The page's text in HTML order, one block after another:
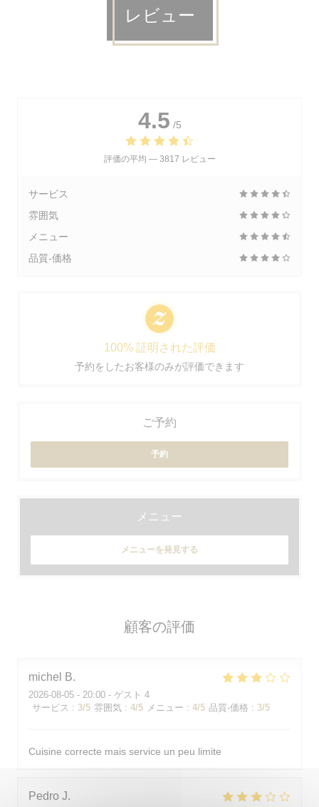
レビュー
顧客の評価
michel B
2026-08-05 - 20:00 - ゲスト 4
サービス : 3/5 雰囲気 : 4/5 メニュー : 4/5 品質-価格 : 3/5
Cuisine correcte mais service un peu limite
Pedro J
4.5 /5
評価の平均 — 3817 レビュー
サービス
雰囲気
メニュー
品質-価格
100% 証明された評価
予約をしたお客様のみが評価できます
ご予約
予約
メニュー
メニューを発見する